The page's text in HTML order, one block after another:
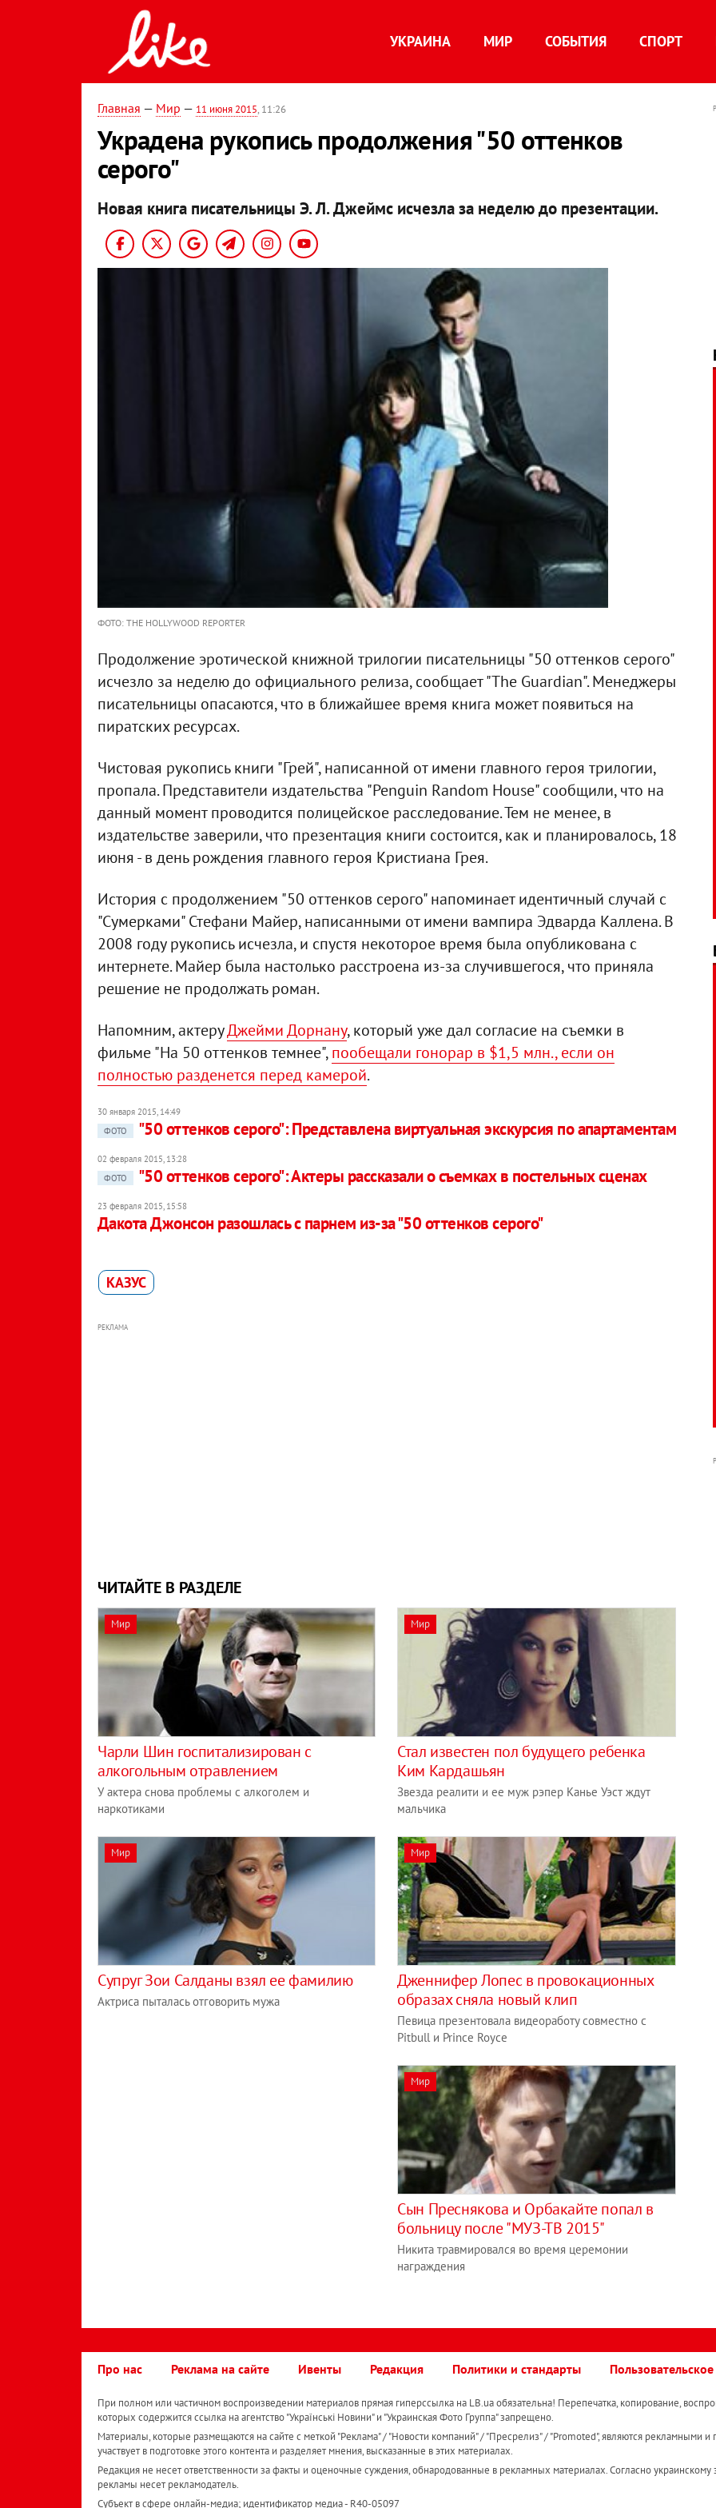
УКРАИНА МИР СОБЫТИЯ СПОРТ
Главная — Мир — 11 июня 2015, 11:26
Украдена рукопись продолжения "50 оттенков
серого"
Новая книга писательницы Э. Л. Джеймс исчезла за неделю до презентации.
ФОТО: THE HOLLYWOOD REPORTER
Продолжение эротической книжной трилогии писательницы "50 оттенков серого"
исчезло за неделю до официального релиза, сообщает "The Guardian". Менеджеры
писательницы опасаются, что в ближайшее время книга может появиться на
пиратских ресурсах.
Чистовая рукопись книги "Грей", написанной от имени главного героя трилогии,
пропала. Представители издательства "Penguin Random House" сообщили, что на
данный момент проводится полицейское расследование. Тем не менее, в
издательстве заверили, что презентация книги состоится, как и планировалось, 18
июня - в день рождения главного героя Кристиана Грея.
История с продолжением "50 оттенков серого" напоминает идентичный случай с
"Сумерками" Стефани Майер, написанными от имени вампира Эдварда Каллена. В
2008 году рукопись исчезла, и спустя некоторое время была опубликована с
интернете. Майер была настолько расстроена из-за случившегося, что приняла
решение не продолжать роман.
Напомним, актеруДжейми Дорнану, который уже дал согласие на съемки в
фильме "На 50 оттенков темнее",пообещали гонорар в $1,5 млн., если он
полностью разденется перед камерой.
30 января 2015, 14:49
ФОТО
"50 оттенков серого": Представлена виртуальная экскурсия по апартаментам
02 февраля 2015, 13:28
ФОТО
"50 оттенков серого": Актеры рассказали о съемках в постельных сценах
23 февраля 2015, 15:58
Дакота Джонсон разошлась с парнем из-за "50 оттенков серого"
КАЗУС
РЕКЛАМА
ЧИТАЙТЕ В РАЗДЕЛЕ
Мир
Чарли Шин госпитализирован с
алкогольным отравлением
У актера снова проблемы с алкоголем и
наркотиками
Мир
Стал известен пол будущего ребенка
Ким Кардашьян
Звезда реалити и ее муж рэпер Канье Уэст ждут
мальчика
Мир
Супруг Зои Салданы взял ее фамилию
Актриса пыталась отговорить мужа
Мир
Дженнифер Лопес в провокационных
образах сняла новый клип
Певица презентовала видеоработу совместно с
Pitbull и Prince Royce
Мир
Сын Преснякова и Орбакайте попал в
больницу после "МУЗ-ТВ 2015"
Никита травмировался во время церемонии
награждения
Про нас Реклама на сайте Ивенты Редакция Политики и стандарты
При полном или частичном воспроизведении материалов прямая гиперссылка на LB.ua обязательна! Перепечатка, копирование,
которых содержится ссылка на агентство "Українськi Новини" и "Украинская Фото Группа" запрещено.
Материалы, которые размещаются на сайте с меткой "Реклама" / "Новости компаний" / "Пресрелиз" / "Promoted", являются рекламными и
участвует в подготовке этого контента и разделяет мнения, высказанные в этих материалах.
Редакция не несет ответственности за факты и оценочные суждения, обнародованные в рекламных материалах. Согласно украинскому
рекламы несет рекламодатель.
Субъект в сфере онлайн-медиа; идентификатор медиа - R40-05097